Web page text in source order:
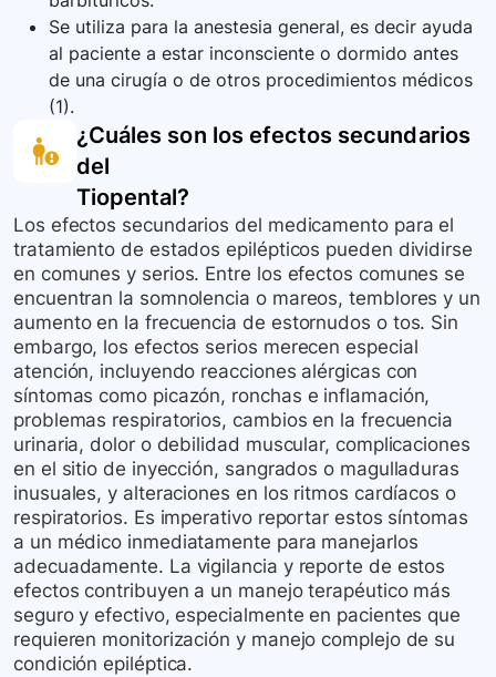
Se utiliza para la anestesia general, es decir ayuda
al paciente a estar inconsciente o dormido antes
de una cirugía o de otros procedimientos médicos
(1).
¿Cuáles son los efectos secundarios
del
Tiopental?
Los efectos secundarios del medicamento para el
tratamiento de estados epilépticos pueden dividirse
en comunes y serios. Entre los efectos comunes se
encuentran la somnolencia o mareos, temblores y un
aumento en la frecuencia de estornudos o tos. Sin
embargo, los efectos serios merecen especial
atención, incluyendo reacciones alérgicas con
síntomas como picazón, ronchas e inflamación,
problemas respiratorios, cambios en la frecuencia
urinaria, dolor o debilidad muscular, complicaciones
en el sitio de inyección, sangrados o magulladuras
inusuales, y alteraciones en los ritmos cardíacos o
respiratorios. Es imperativo reportar estos síntomas
a un médico inmediatamente para manejarlos
adecuadamente. La vigilancia y reporte de estos
efectos contribuyen a un manejo terapéutico más
seguro y efectivo, especialmente en pacientes que
requieren monitorización y manejo complejo de su
condición epiléptica.